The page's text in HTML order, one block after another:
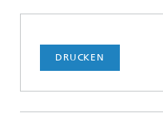
DRUCKEN